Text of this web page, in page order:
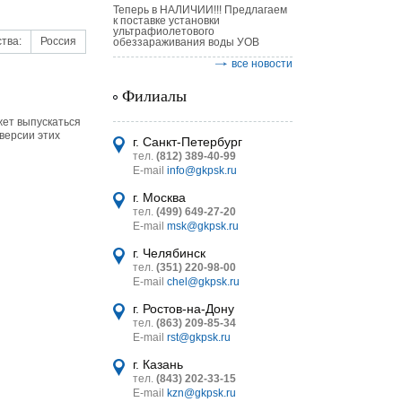
Россия
выпускаться
этих
Теперь в НАЛИЧИИ!!! Предлагаем
к поставке установки
ультрафиолетового
обеззараживания воды УОВ
все новости
Филиалы
г. Санкт-Петербург
тел. (812) 389-40-99
E-mail info@gkpsk.ru
г. Москва
тел. (499) 649-27-20
E-mail msk@gkpsk.ru
г. Челябинск
тел. (351) 220-98-00
E-mail chel@gkpsk.ru
г. Ростов-на-Дону
тел. (863) 209-85-34
E-mail rst@gkpsk.ru
г. Казань
тел. (843) 202-33-15
E-mail
kzn@gkpsk.ru